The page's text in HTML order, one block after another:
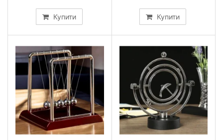
Купити Купити